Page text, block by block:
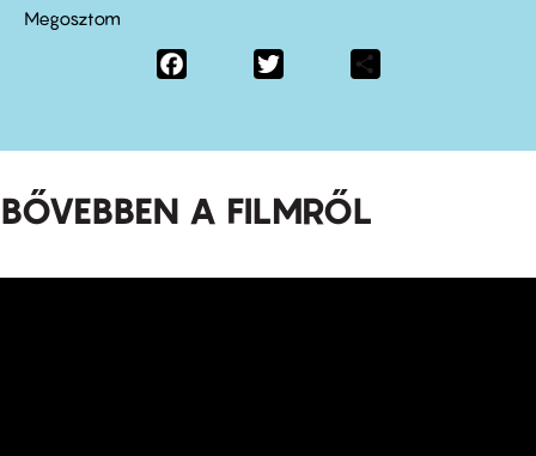
Megosztom
Facebook
BŐVEBBEN A FILMRŐL